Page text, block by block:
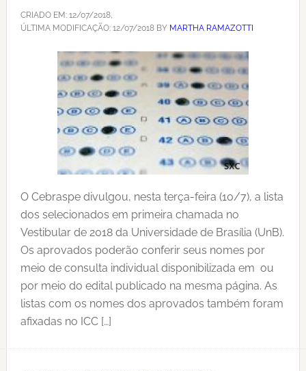
CRIADO EM: 12/07/2018,
ÚLTIMA MODIFICAÇÃO: 12/07/2018BY MARTHA RAMAZOTTI
O Cebraspe divulgou, nesta terça-feira (10/7), a lista
dos selecionados em primeira chamada no
Vestibular de 2018 da Universidade de Brasília (UnB).
Os aprovados poderão conferir seus nomes por
meio de consulta individual disponibilizada em ou
por meio do edital publicado na mesma página. As
listas com os nomes dos aprovados também foram
afixadas no ICC […]